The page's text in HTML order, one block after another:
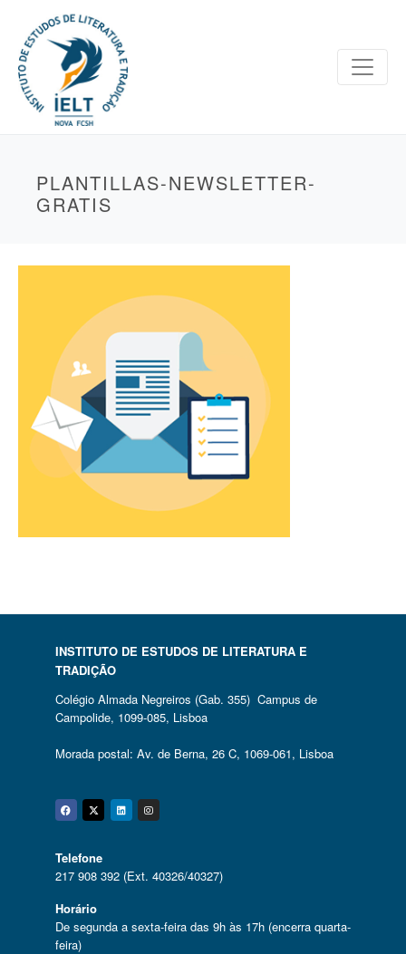
PLANTILLAS-NEWSLETTER-
GRATIS
INSTITUTO DE ESTUDOS DE LITERATURA E
TRADIÇÃO
Colégio Almada Negreiros (Gab. 355) Campus de
Campolide, 1099-085, Lisboa
Morada postal: Av. de Berna, 26 C, 1069-061, Lisboa
Facebook
Twitter
Linkedin
Instagram
Telefone
217 908 392 (Ext. 40326/40327)
Horário
De segunda a sexta-feira das 9h às 17h (encerra quarta-
feira)